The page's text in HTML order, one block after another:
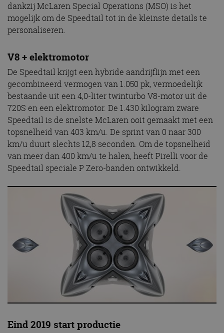
dankzij McLaren Special Operations (MSO) is het
mogelijk om de Speedtail tot in de kleinste details te
personaliseren.
V8 + elektromotor
De Speedtail krijgt een hybride aandrijflijn met een
gecombineerd vermogen van 1.050 pk, vermoedelijk
bestaande uit een 4,0-liter twinturbo V8-motor uit de
720S en een elektromotor. De 1.430 kilogram zware
Speedtail is de snelste McLaren ooit gemaakt met een
topsnelheid van 403 km/u. De sprint van 0 naar 300
km/u duurt slechts 12,8 seconden. Om de topsnelheid
van meer dan 400 km/u te halen, heeft Pirelli voor de
Speedtail speciale P Zero-banden ontwikkeld.
Eind 2019 start productie